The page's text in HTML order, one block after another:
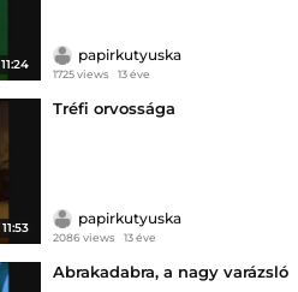
11:24
papirkutyuska
1725 views 13 éve
11:53
Tréfi orvossága
papirkutyuska
2086 views 13 éve
Abrakadabra, a nagy varázsló